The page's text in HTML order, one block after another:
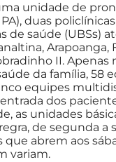
unidade de
duas
de saúde (UBSs)
Arapoanga,
II. Apenas
da família, 58
equipes
dos
as unidades
de segunda a
que abrem aos
variam.